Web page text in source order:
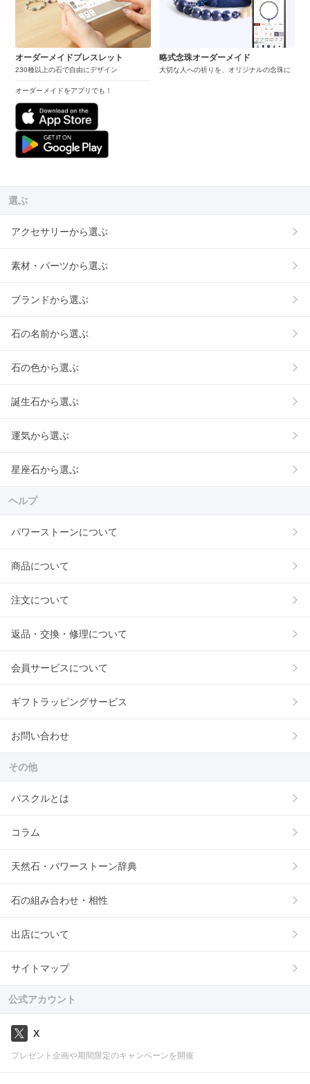
オーダーメイドブレスレット
230種以上の石で自由にデザイン
オーダーメイドをアプリでも！
略式念珠オーダーメイド
大切な人への祈りを、オリジナルの念珠に
選ぶ
アクセサリーから選ぶ
素材・パーツから選ぶ
ブランドから選ぶ
石の名前から選ぶ
石の色から選ぶ
誕生石から選ぶ
運気から選ぶ
星座石から選ぶ
ヘルプ
パワーストーンについて
商品について
注文について
返品・交換・修理について
会員サービスについて
ギフトラッピングサービス
お問い合わせ
その他
パスクルとは
コラム
天然石・パワーストーン辞典
石の組み合わせ・相性
出店について
サイトマップ
公式アカウント
X
プレゼント企画や期間限定のキャンペーンを開催